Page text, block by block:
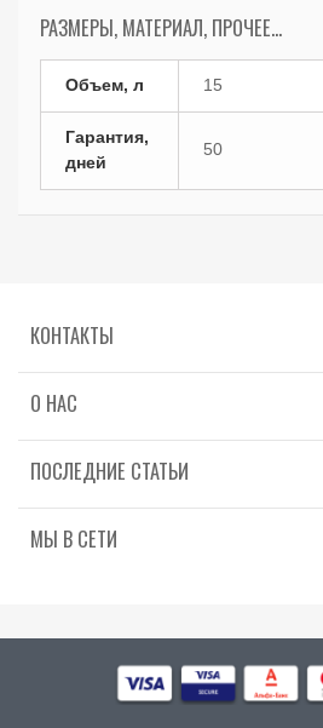
РАЗМЕРЫ, МАТЕРИАЛ, ПРОЧЕЕ...
Объем, л 15
Гарантия,
дней
50
КОНТАКТЫ
О НАС
ПОСЛЕДНИЕ СТАТЬИ
МЫ В СЕТИ